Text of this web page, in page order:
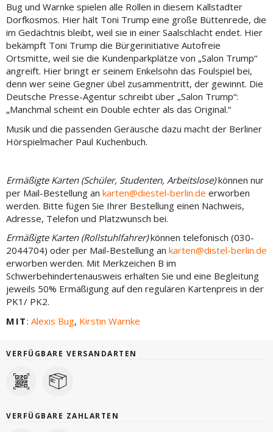
Bug und Warnke spielen alle Rollen in diesem Kallstadter
Dorfkosmos. Hier hält Toni Trump eine große Büttenrede, die
im Gedächtnis bleibt, weil sie in einer Saalschlacht endet. Hier
bekämpft Toni Trump die Bürgerinitiative Autofreie
Ortsmitte, weil sie die Kundenparkplätze von „Salon Trump“
angreift. Hier bringt er seinem Enkelsohn das Foulspiel bei,
denn wer seine Gegner übel zusammentritt, der gewinnt. Die
Deutsche Presse-Agentur schreibt über „Salon Trump“:
„Manchmal scheint ein Double echter als das Original.“
Musik und die passenden Geräusche dazu macht der Berliner
Hörspielmacher Paul Kuchenbuch.
Ermäßigte Karten (Schüler, Studenten, Arbeitslose)können nur
per Mail-Bestellung an karten@diestel-berlin.de erworben
werden. Bitte fügen Sie Ihrer Bestellung einen Nachweis,
Adresse, Telefon und Platzwunsch bei.
Ermäßigte Karten (Rollstuhlfahrer)können telefonisch (030-
2044704) oder per Mail-Bestellung an karten@distel-berlin.de
erworben werden. Mit Merkzeichen B im
Schwerbehindertenausweis erhalten Sie und eine Begleitung
jeweils 50% Ermäßigung auf den regulären Kartenpreis in der
PK1/ PK2.
MIT: Alexis Bug, Kirstin Warnke
VERFÜGBARE VERSANDARTEN
VERFÜGBARE ZAHLARTEN